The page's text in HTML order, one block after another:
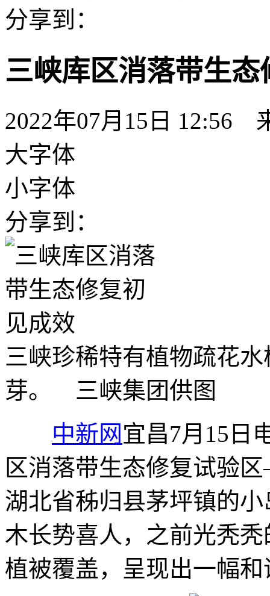
分享到：
三峡库区消落带生
2022年07月15日 12:56
大字体
小字体
分享到：
三峡珍稀特有植物疏花
芽。 三峡集团供图
中新网 宜昌7月15日
区消落带生态修复试验
湖北省秭归县茅坪镇的
木长势喜人，之前光秃
植被覆盖，呈现出一幅